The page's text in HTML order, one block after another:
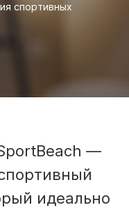
спортивных
—
идеально